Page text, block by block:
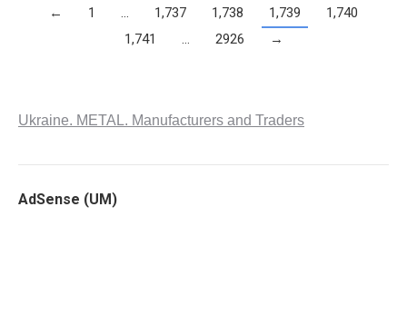
← 1 … 1,737 1,738 1,739
1,740
1,741
… 2926 →
Ukraine. METAL. Manufacturers and Traders
AdSense (UM)